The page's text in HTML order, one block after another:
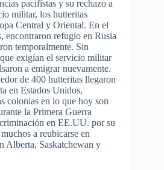
pacifistas y su rechazo a
militar, los hutteritas
Central y Oriental. En el
refugio en Rusia
temporalmente. Sin
exigían el servicio militar
a emigrar nuevamente.
de 400 hutteritas llegaron
en Estados Unidos,
colonias en lo que hoy son
la Primera Guerra
en EE.UU. por su
a reubicarse en
Alberta, Saskatchewan y